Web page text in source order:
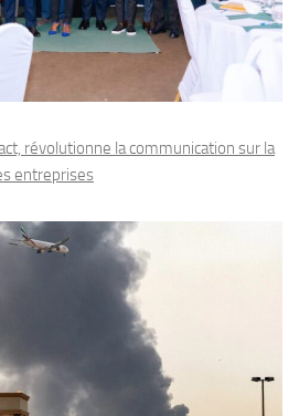
révolutionne la communication sur la
entreprises